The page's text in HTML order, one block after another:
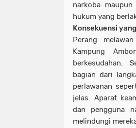
narkoba
hukum yang
Konsekuensi
Perang
Kampung
berkesudahan.
bagian dari
perlawanan
jelas. Aparat
dan pengguna
melindungi